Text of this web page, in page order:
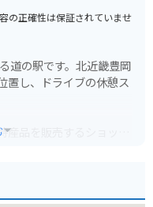
の正確性は保証されていませ
道の駅です。北近畿豊岡
置し、ドライブの休憩ス
産品を販売するショップ
メも充実しています。
としているので安心で